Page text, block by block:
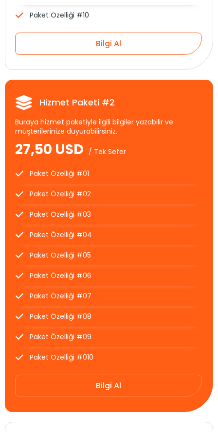
Paket Özelliği #10
Bilgi Al
Hizmet Paketi #2
Buraya hizmet paketiyle ilgili bilgiler yazabilir ve
müşterilerinize duyurabilirsiniz.
27,50 USD / Tek Sefer
Paket Özelliği #01
Paket Özelliği #02
Paket Özelliği #03
Paket Özelliği #04
Paket Özelliği #05
Paket Özelliği #06
Paket Özelliği #07
Paket Özelliği #08
Paket Özelliği #09
Paket Özelliği #010
Bilgi Al